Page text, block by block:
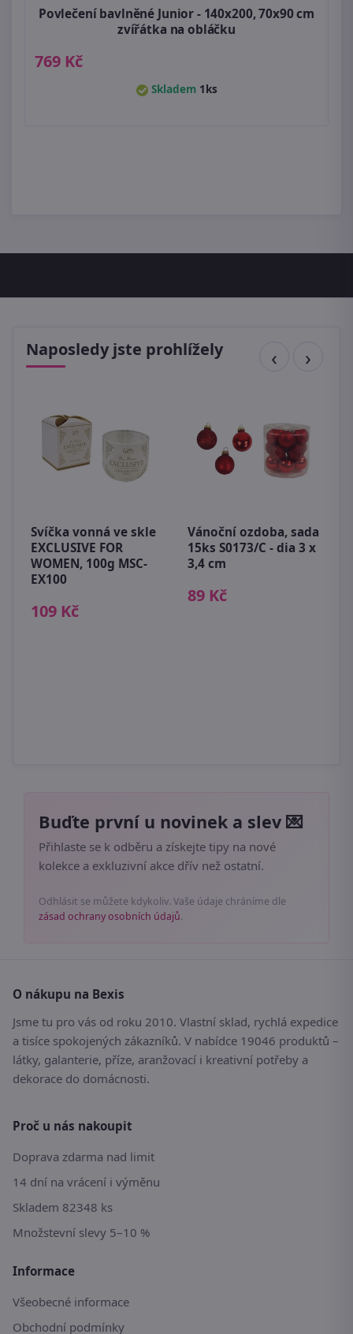
Povlečení bavlněné Junior - 140x200, 70x90 cm
zvířátka na obláčku
769 Kč
Skladem 1ks
Naposledy jste prohlížely
Svíčka vonná ve skle
EXCLUSIVE FOR
WOMEN, 100g MSC-
EX100
109 Kč
Vánoční ozdoba, sada
15ks S0173/C - dia 3 x
3,4 cm
89 Kč
Buďte první u novinek a slev 💌
Přihlaste se k odběru a získejte tipy na nové
kolekce a exkluzivní akce dřív než ostatní.
Odhlásit se můžete kdykoliv. Vaše údaje chráníme dle
zásad ochrany osobních údajů.
O nákupu na Bexis
Jsme tu pro vás od roku 2010. Vlastní sklad, rychlá expedice
a tisíce spokojených zákazníků. V nabídce 19046 produktů –
látky, galanterie, příze, aranžovací i kreativní potřeby a
dekorace do domácnosti.
Proč u nás nakoupit
Doprava zdarma nad limit
14 dní na vrácení i výměnu
Skladem 82348 ks
Množstevní slevy 5–10 %
Informace
Všeobecné informace
Obchodní podmínky